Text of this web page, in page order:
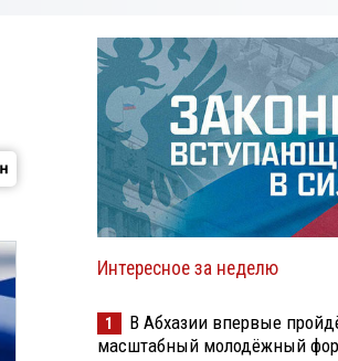
Интересное за неделю
1
В Абхазии впервые
масштабный молодёжный